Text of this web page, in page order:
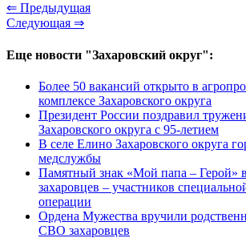
⇐ Предыдущая
Следующая ⇒
Еще новости "Захаровский округ":
Более 50 вакансий открыто в
комплексе Захаровского округа
Президент России поздравил
Захаровского округа с 95-летием
В селе Елино Захаровского округа
медслужбы
Памятный знак «Мой папа – Герой»
захаровцев – участников
операции
Ордена Мужества вручили
СВО захаровцев